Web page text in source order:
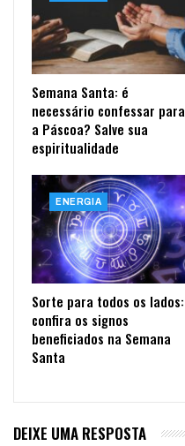
Semana Santa: é
necessário confessar para
a Páscoa? Salve sua
espiritualidade
ENERGIA
Sorte para todos os lados:
confira os signos
beneficiados na Semana
Santa
DEIXE UMA RESPOSTA